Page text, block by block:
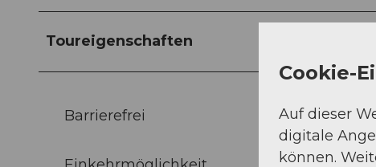
Toureigenschaften
Barrierefrei
Cookie-
Auf dieser
digitale
können.